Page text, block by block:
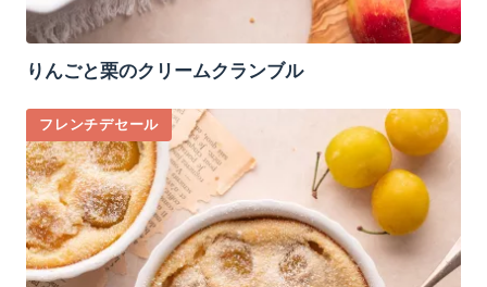
りんごと栗のクリームクランブル
フレンチデセール